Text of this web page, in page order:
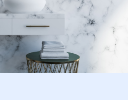
Få hjälp